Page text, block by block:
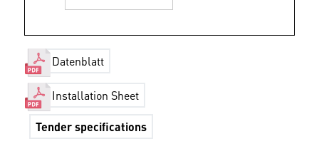
Datenblatt
Installation Sheet
Tender specifications